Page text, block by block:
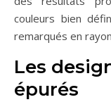
couleurs bien
remarqués en
Les
épurés